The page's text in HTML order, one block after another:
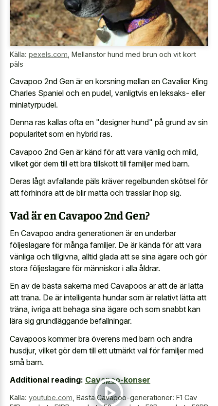
Källa: pexels.com Mellanstor hund med brun och vit kort
päls
Cavapoo 2nd Gen är en korsning mellan en Cavalier King
Charles Spaniel och en pudel, vanligtvis en leksaks- eller
miniatyrpudel.
Denna ras kallas ofta en "designer hund" på grund av sin
popularitet som en hybrid ras.
Cavapoo 2nd Gen är känd för att vara vänlig och mild,
vilket gör dem till ett bra tillskott till familjer med barn.
Deras lågt avfallande päls kräver regelbunden skötsel för
att förhindra att de blir matta och trasslar ihop sig.
Vad är en Cavapoo 2nd Gen?
En Cavapoo andra generationen är en underbar
följeslagare för många familjer. De är kända för att vara
vänliga och tillgivna, alltid glada att se sina ägare och gör
stora följeslagare för människor i alla åldrar.
En av de bästa sakerna med Cavapoos är att de är lätta
att träna. De är intelligenta hundar som är relativt lätta att
träna, ivriga att behaga sina ägare och som snabbt kan
lära sig grundläggande befallningar.
Cavapoos kommer bra överens med barn och andra
husdjur, vilket gör dem till ett utmärkt val för familjer med
små barn.
Additional reading: Cavapoo-konser
Källa: youtube.com Bästa Cavapoo-generationer: F1 Cav